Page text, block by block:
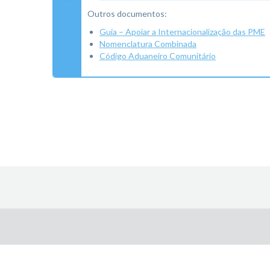
Outros documentos:
Guia – Apoiar a Internacionalização das PME
Nomenclatura Combinada
Código Aduaneiro Comunitário